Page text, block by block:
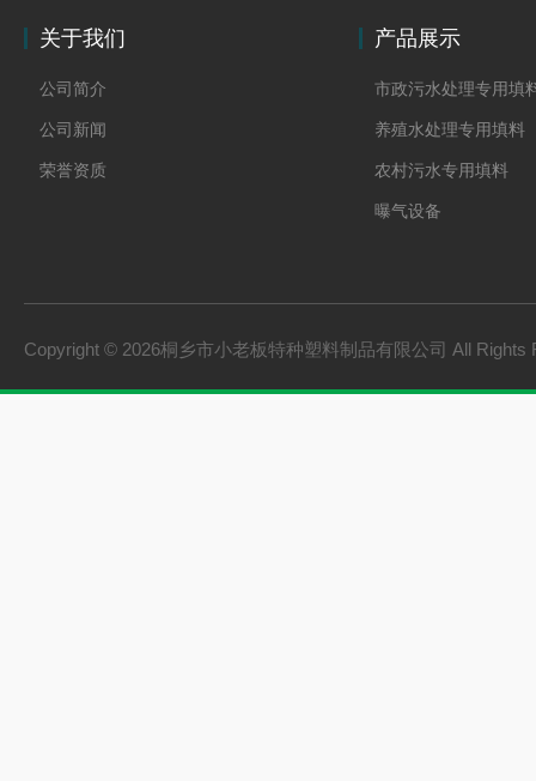
关于我们
公司简介
公司新闻
荣誉资质
产品展示
市政污水处理专用填
养殖水处理专用填料
农村污水专用填料
曝气设备
Copyright © 2026桐乡市小老板特种塑料制品有限公司 All